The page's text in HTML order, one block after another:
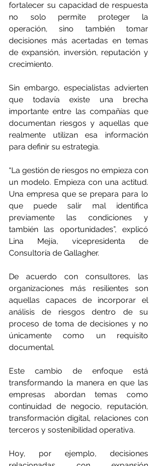
fortalecer su capacidad de respuesta
no solo permite proteger la
operación, sino también tomar
decisiones más acertadas en temas
de expansión, inversión, reputación y
crecimiento.
Sin embargo, especialistas advierten
que todavía existe una brecha
importante entre las compañías que
documentan riesgos y aquellas que
realmente utilizan esa información
para definir su estrategia.
“La gestión de riesgos no empieza con
un modelo. Empieza con una actitud.
Una empresa que se prepara para lo
que puede salir mal identifica
previamente las condiciones y
también las oportunidades”, explicó
Lina Mejía, vicepresidenta de
Consultoría de Gallagher.
De acuerdo con consultores, las
organizaciones más resilientes son
aquellas capaces de incorporar el
análisis de riesgos dentro de su
proceso de toma de decisiones y no
únicamente como un requisito
documental.
Este cambio de enfoque está
transformando la manera en que las
empresas abordan temas como
continuidad de negocio, reputación,
transformación digital, relaciones con
terceros y sostenibilidad operativa.
Hoy, por ejemplo, decisiones